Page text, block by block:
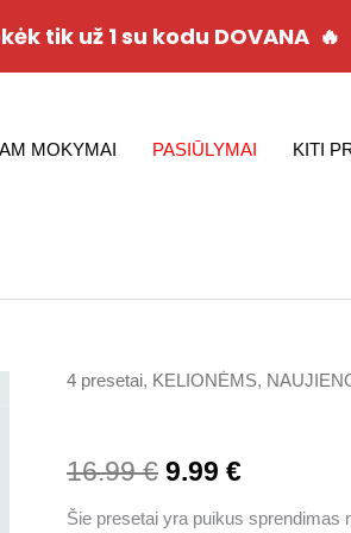
MOKYMAI PASIŪLYMAI KITI
4 presetai, KELIONĖMS,
16.99€
Original
9.99 €
Current
Šie presetai yra puikus sprendimas
produkto
tik už 1 su kodu DOVANA 🔥